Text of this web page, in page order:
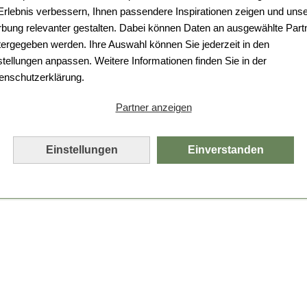
verbessern, Ihnen passendere Inspirationen zeigen und
relevanter gestalten. Dabei können Daten an ausgewählte
werden. Ihre Auswahl können Sie jederzeit in den
anpassen. Weitere Informationen finden Sie in der
Partner anzeigen
Einstellungen Einverstanden
Da ist etwas schiefgelaufen.
Leider ist ein technischer Fehler aufgetreten.
Bitte laden Sie die Seite neu.